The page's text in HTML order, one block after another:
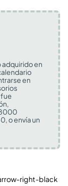
adquirido en
en
o envía un
Técnicas